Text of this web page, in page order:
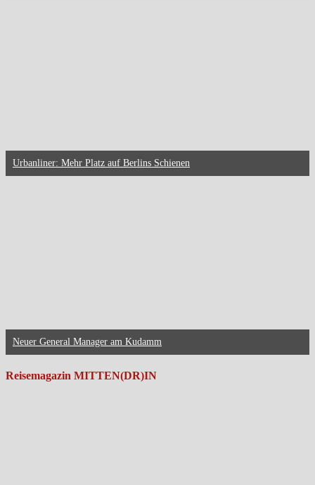
Urbanliner: Mehr Platz auf Berlins Schienen
Neuer General Manager am Kudamm
Reisemagazin MITTEN(DR)IN